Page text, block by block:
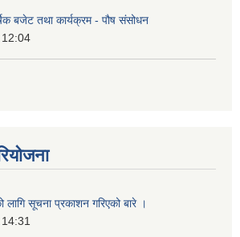
बजेट तथा कार्यक्रम - पौष संसोधन
लागि सूचना प्रकाशन गरिएको बारे ।